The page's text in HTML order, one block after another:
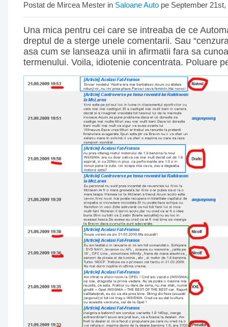
Postat de Mircea Mester in Saloane Auto pe September 21st,
Una mica pentru cei care se intreaba de ce
dreptul de a sterge unele comentarii. Sau
asa cum se lanseaza unii in afirmatii fara sa
termenului. Voila, idiotenie concentrata. Poluare